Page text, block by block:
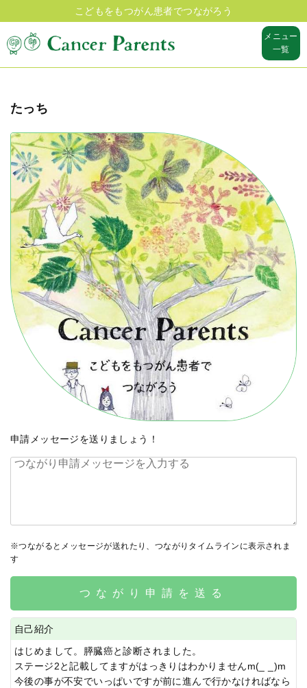
こどもをもつがん患者でつながろう
メニュー
一覧
たっち
申請メッセージを送りましょう！
※つながるとメッセージが送れたり、つながりタイムラインに表示されま
す
つながり申請を送る
自己紹介
はじめまして。膵臓癌と診断されました。
ステージ2と記載してますがはっきりはわかりませんm(_ _)m
今後の事が不安でいっぱいですが前に進んで行かなければなら